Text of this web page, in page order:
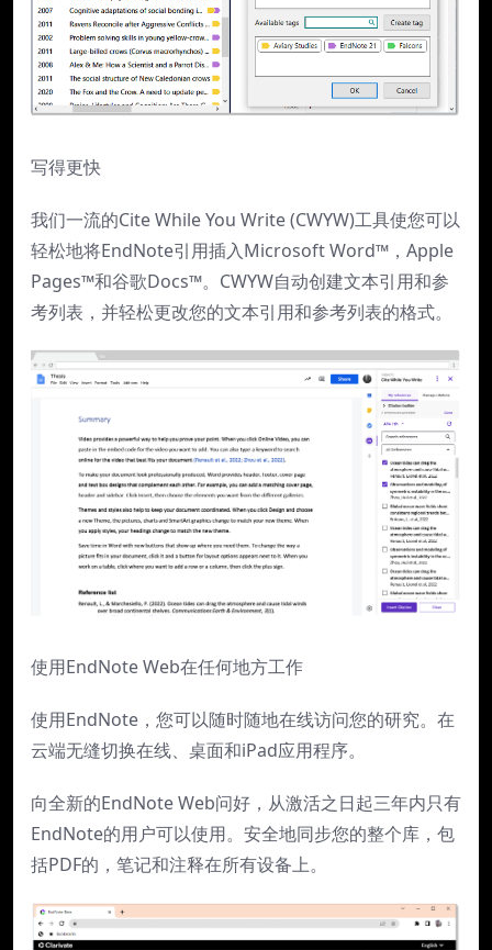
写得更快
我们一流的Cite While You Write (CWYW)工具使您可以
轻松地将EndNote引用插入Microsoft Word™，Apple
Pages™和谷歌Docs™。CWYW自动创建文本引用和参
考列表，并轻松更改您的文本引用和参考列表的格式。
使用EndNote Web在任何地方工作
使用EndNote，您可以随时随地在线访问您的研究。在
云端无缝切换在线、桌面和iPad应用程序。
向全新的EndNote Web问好，从激活之日起三年内只有
EndNote的用户可以使用。安全地同步您的整个库，包
括PDF的，笔记和注释在所有设备上。